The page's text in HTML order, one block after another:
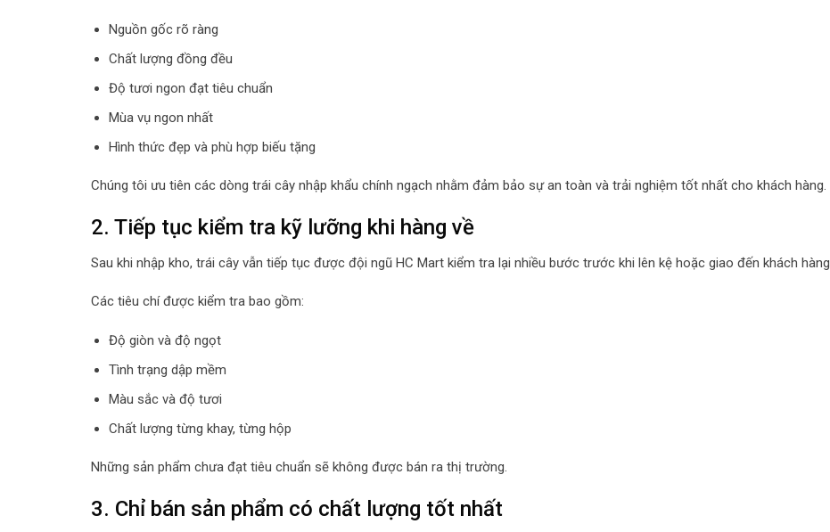
Nguồn gốc rõ ràng
Chất lượng đồng đều
Độ tươi ngon đạt tiêu chuẩn
Mùa vụ ngon nhất
Hình thức đẹp và phù hợp biếu tặng
Chúng tôi ưu tiên các dòng trái cây nhập khẩu chính ngạch nhằm đảm bảo sự an toàn và trải nghiệm tốt nhất cho khách hàng.
2. Tiếp tục kiểm tra kỹ lưỡng khi hàng về
Sau khi nhập kho, trái cây vẫn tiếp tục được đội ngũ HC Mart kiểm tra lại nhiều bước trước khi lên kệ hoặc giao đến khách hàng.
Các tiêu chí được kiểm tra bao gồm:
Độ giòn và độ ngọt
Tình trạng dập mềm
Màu sắc và độ tươi
Chất lượng từng khay, từng hộp
Những sản phẩm chưa đạt tiêu chuẩn sẽ không được bán ra thị trường.
3. Chỉ bán sản phẩm có chất lượng tốt nhất